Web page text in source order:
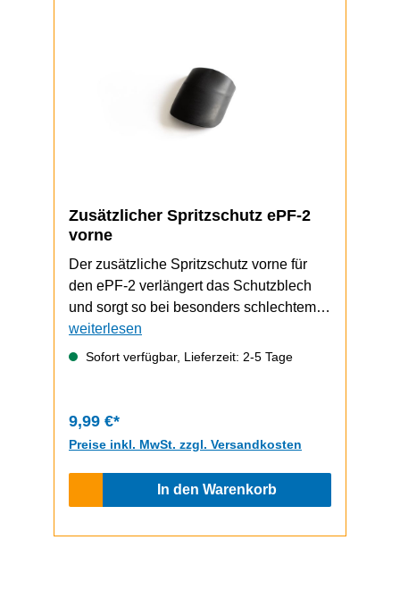
Zusätzlicher Spritzschutz ePF-2
vorne
Der zusätzliche Spritzschutz vorne für
den ePF-2 verlängert das Schutzblech
und sorgt so bei besonders schlechtem
Wetter für zusätzlichen Schutz vor
Spritzwasser. Der Spritzschutz wird
weiterlesen
Sofort verfügbar, Lieferzeit: 2-5 Tage
9,99 €*
Preise inkl. MwSt. zzgl. Versandkosten
In den Warenkorb